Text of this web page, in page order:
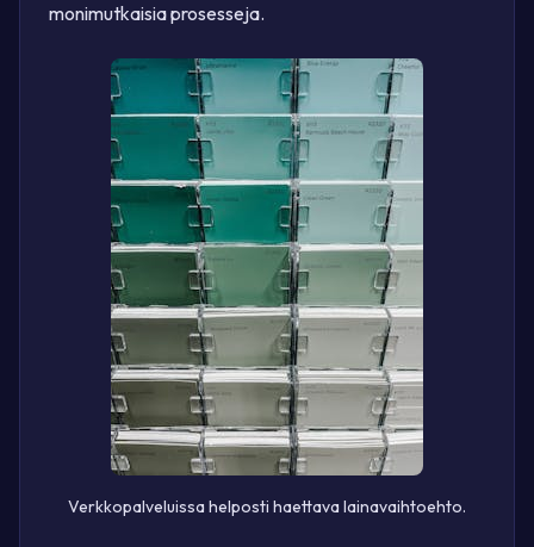
monimutkaisia prosesseja.
Verkkopalveluissa helposti haettava lainavaihtoehto.